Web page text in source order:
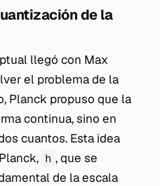
de la
llegó con Max
el problema de la
Planck propuso que la
continua, sino en
cuantos. Esta idea
h , que se
de la escala